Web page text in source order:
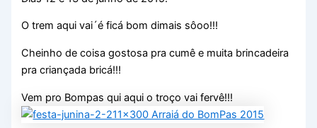
O trem aqui vai´é ficá bom dimais sôoo!!!
Cheinho de coisa gostosa pra cumê e muita brincadeira
pra criançada bricá!!!
Vem pro Bompas qui aqui o troço vai fervê!!!